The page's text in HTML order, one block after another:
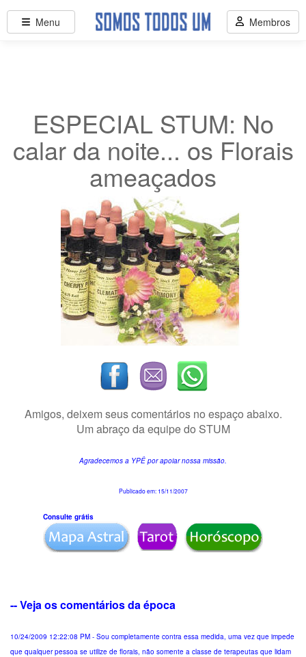
ESPECIAL STUM: No
calar da noite... os Florais
ameaçados
Amigos, deixem seus comentários no espaço abaixo.
Um abraço da equipe do STUM
Agradecemos a YPÊ por apoiar nossa missão.
Publicado em: 15/11/2007
Consulte grátis
-- Veja os comentários da época
10/24/2009 12:22:08 PM - Sou completamente contra essa medida, uma vez que impede
que qualquer pessoa se utilize de florais, não somente a classe de terapeutas que lidam
Menu Membros